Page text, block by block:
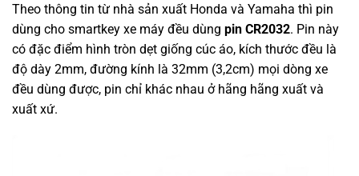
Theo thông tin từ nhà sản xuất Honda và Yamaha thì pin
dùng cho smartkey xe máy đều dùng pin CR2032. Pin này
có đặc điểm hình tròn dẹt giống cúc áo, kích thước đều là
độ dày 2mm, đường kính là 32mm (3,2cm) mọi dòng xe
đều dùng được, pin chỉ khác nhau ở hãng hãng xuất và
xuất xứ.